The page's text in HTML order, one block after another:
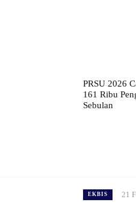
PRSU 2026
161 Ribu
Sebulan
EKBIS 21